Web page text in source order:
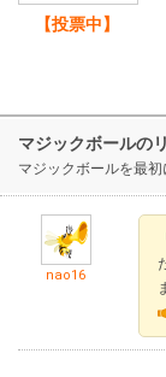
【投票中】
マジックボールの
マジックボールを最初
nao16